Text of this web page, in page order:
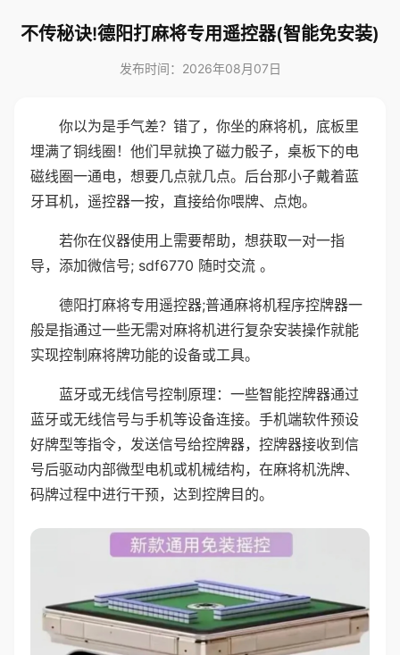
不传秘诀!德阳打麻将专用遥控器(智能免安装)
发布时间：2026年08月07日
你以为是手气差？错了，你坐的麻将机，底板里
埋满了铜线圈！他们早就换了磁力骰子，桌板下的电
磁线圈一通电，想要几点就几点。后台那小子戴着蓝
牙耳机，遥控器一按，直接给你喂牌、点炮。
若你在仪器使用上需要帮助，想获取一对一指
导，添加微信号; sdf6770 随时交流 。
德阳打麻将专用遥控器;普通麻将机程序控牌器一
般是指通过一些无需对麻将机进行复杂安装操作就能
实现控制麻将牌功能的设备或工具。
蓝牙或无线信号控制原理：一些智能控牌器通过
蓝牙或无线信号与手机等设备连接。手机端软件预设
好牌型等指令，发送信号给控牌器，控牌器接收到信
号后驱动内部微型电机或机械结构，在麻将机洗牌、
码牌过程中进行干预，达到控牌目的。